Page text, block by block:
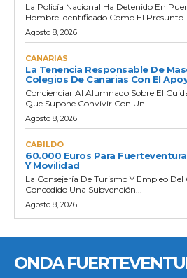
La Policía Nacional Ha Detenido En
Hombre Identificado Como El Presunto...
Agosto 8, 2026
CANARIAS
La Tenencia Responsable De
Colegios De Canarias Con El
Concienciar Al Alumnado Sobre El
Que Supone Convivir Con Un...
Agosto 8, 2026
CABILDO
60.000 Euros Para
Y Movilidad
La Consejería De Turismo Y Empleo
Concedido Una Subvención...
Agosto 8, 2026
ONDA